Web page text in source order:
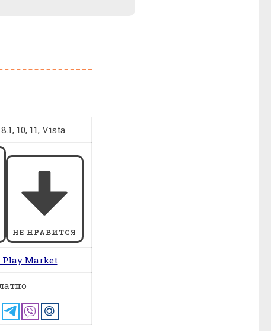
10, 11, Vista
НЕ НРАВИТСЯ
Market